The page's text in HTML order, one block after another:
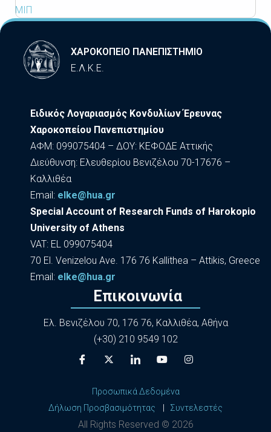
ΜΙΠ
ΧΑΡΟΚΟΠΕΙΟ ΠΑΝΕΠΙΣΤΗΜΙΟ
Ε.Λ.Κ.Ε.
Ειδικός Λογαριασμός Κονδυλίων Έρευνας
Χαροκοπείου Πανεπιστημίου
ΑΦΜ: 099075404 – ΔΟΥ: ΚΕΦΟΔΕ Αττικής
Διεύθυνση: Ελευθερίου Βενιζέλου 70-17676 –
Καλλιθέα
Εmail: elke@hua.gr
Special Account of Research Funds of Harokopio
University of Athens
VAT: EL 099075404
70 El. Venizelou Ave. 176 76 Kallithea – Attikis, Greece
Εmail: elke@hua.gr
Επικοινωνία
Ελ. Βενιζέλου 70, 176 76, Καλλιθέα, Αθήνα
(+30) 210 9549 102
Προσωπικά Δεδομένα
Δήλωση Προσβασιμότητας
Συντελεστές
All Rights Reserved © 2026